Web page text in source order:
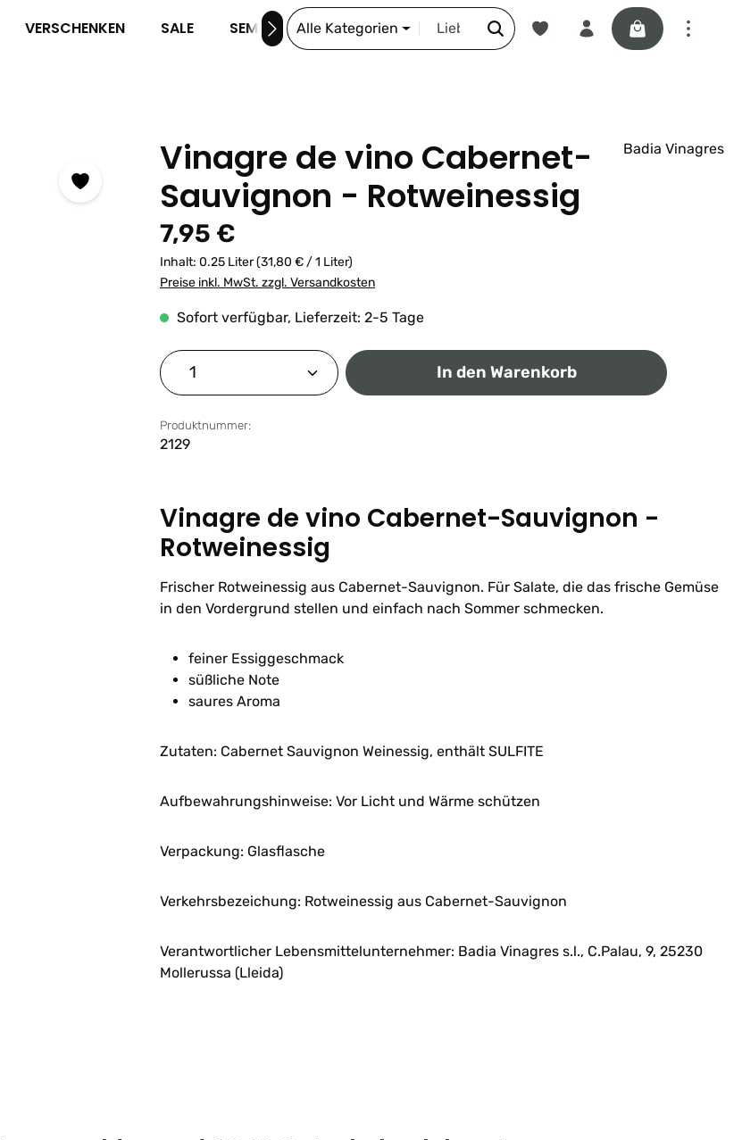
VERSCHENKEN SALE SEMINARE DIE SCHNORR-STORY
Alle Kategorien
Du hast 0 Produkte auf dem
Warenkorb
Vinagre de vino Cabernet-
Sauvignon - Rotweinessig
Badia Vinagres
Regulärer Preis:
7,95 €
Inhalt: 0.25 Liter(31,80 € / 1 Liter)
Preise inkl. MwSt. zzgl. Versandkosten
Sofort verfügbar, Lieferzeit: 2-5 Tage
Produkt Anzahl: Gib den gewünschten Wert ein oder
In den Warenkorb
Produktnummer:
2129
Vinagre de vino Cabernet-Sauvignon -
Rotweinessig
Frischer Rotweinessig aus Cabernet-Sauvignon. Für Salate, die das frische Gemüse
in den Vordergrund stellen und einfach nach Sommer schmecken.
feiner Essiggeschmack
süßliche Note
saures Aroma
Zutaten: Cabernet Sauvignon Weinessig, enthält SULFITE
Aufbewahrungshinweise: Vor Licht und Wärme schützen
Verpackung: Glasflasche
Verkehrsbezeichung: Rotweinessig aus Cabernet-Sauvignon
Verantwortlicher Lebensmittelunternehmer: Badia Vinagres s.l., C.Palau, 9, 25230
Mollerussa (Lleida)